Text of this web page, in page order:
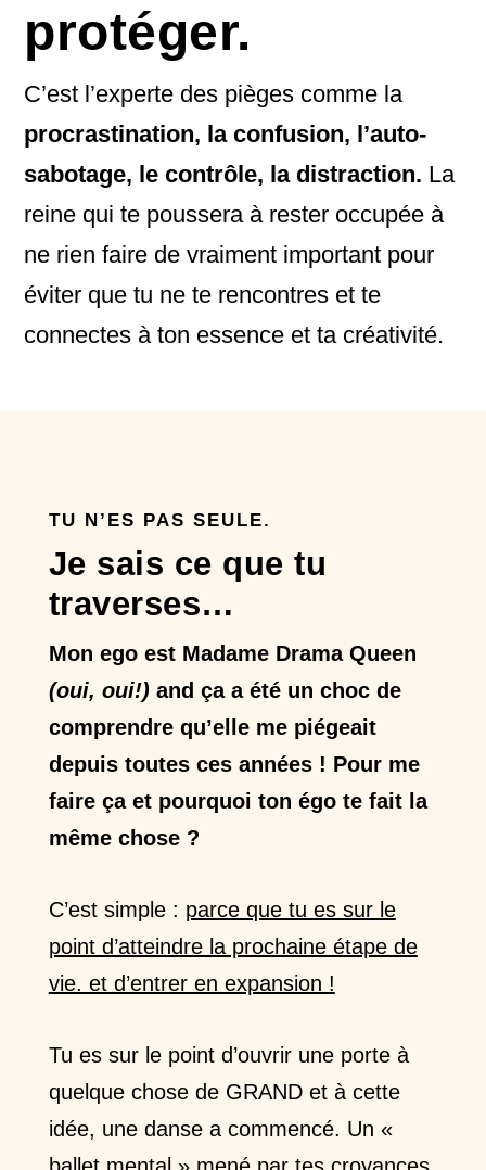
protéger.
C’est l’experte des pièges comme la
procrastination, la confusion, l’auto-
sabotage, le contrôle, la distraction. La
reine qui te poussera à rester occupée à
ne rien faire de vraiment important pour
éviter que tu ne te rencontres et te
connectes à ton essence et ta créativité.
TU N’ES PAS SEULE.
Je sais ce que tu
traverses…
Mon ego est Madame Drama Queen
(oui, oui!) and ça a été un choc de
comprendre qu’elle me piégeait
depuis toutes ces années ! Pour me
faire ça et pourquoi ton égo te fait la
même chose ?
C’est simple : parce que tu es sur le
point d’atteindre la prochaine étape de
vie. et d’entrer en expansion !
Tu es sur le point d’ouvrir une porte à
quelque chose de GRAND et à cette
idée, une danse a commencé. Un «